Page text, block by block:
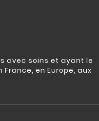
avec soins et ayant le
en Europe, aux